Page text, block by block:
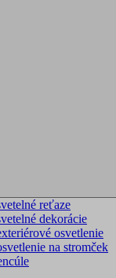
reťaze
dekorácie
osvetlenie
na stromček